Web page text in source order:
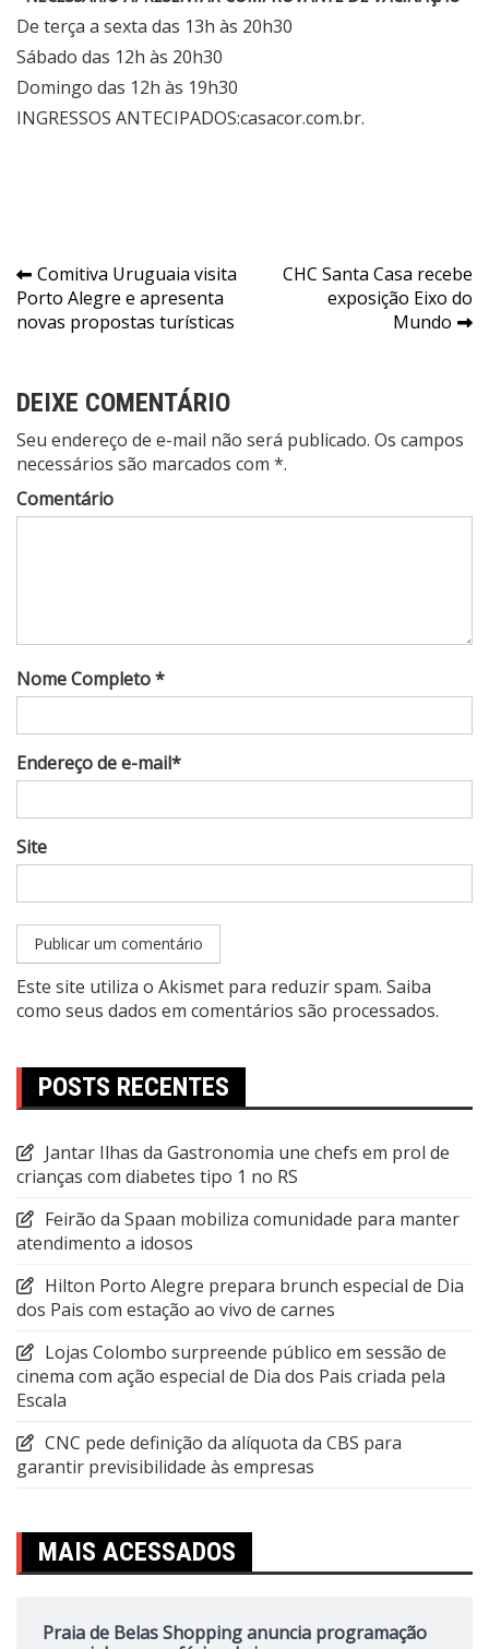
De terça a sexta das 13h às 20h30
Sábado das 12h às 20h30
Domingo das 12h às 19h30
INGRESSOS ANTECIPADOS:casacor.com.br.
Navegação
de
Comitiva Uruguaia visita
Porto Alegre e apresenta
novas propostas turísticas
CHC Santa Casa recebe
exposição Eixo do
Mundo
DEIXE COMENTÁRIO
Seu endereço de e-mail não será publicado. Os campos
necessários são marcados com *.
Comentário
Nome Completo *
Endereço de e-mail*
Site
Este site utiliza o Akismet para reduzir spam. Saiba
como seus dados em comentários são processados.
POSTS RECENTES
Jantar Ilhas da Gastronomia une chefs em prol de
crianças com diabetes tipo 1 no RS
Feirão da Spaan mobiliza comunidade para manter
atendimento a idosos
Hilton Porto Alegre prepara brunch especial de Dia
dos Pais com estação ao vivo de carnes
Lojas Colombo surpreende público em sessão de
cinema com ação especial de Dia dos Pais criada pela
Escala
CNC pede definição da alíquota da CBS para
garantir previsibilidade às empresas
MAIS ACESSADOS
Praia de Belas Shopping anuncia programação